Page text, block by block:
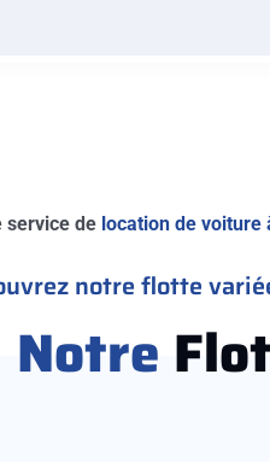
service de location de voiture
notre flotte
Notre